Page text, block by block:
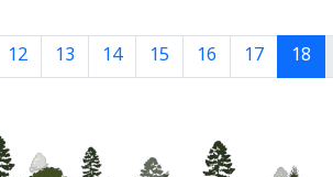
12 13 14 15 16 17 18